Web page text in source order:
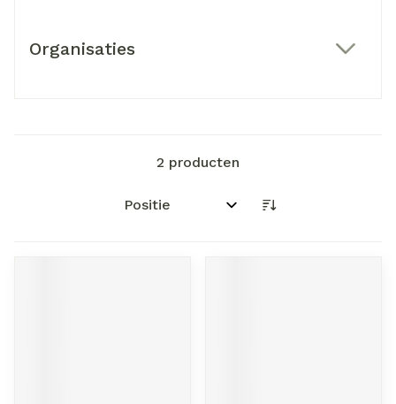
Organisaties
2 producten
Sorteer op: